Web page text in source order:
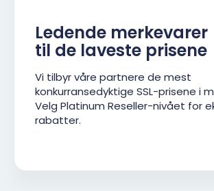
Ledende merkevarer
til de laveste prisene
Vi tilbyr våre partnere de mest
konkurransedyktige SSL-prisene i
Velg Platinum Reseller-nivået for
rabatter.